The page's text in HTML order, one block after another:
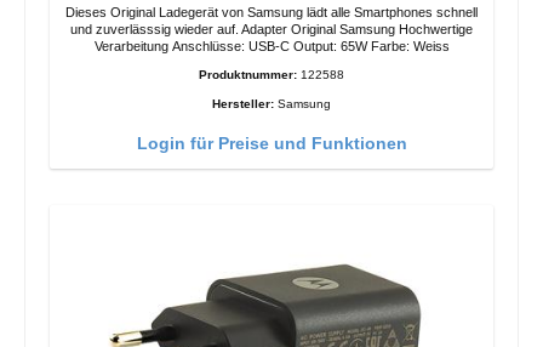
Dieses Original Ladegerät von Samsung lädt alle Smartphones schnell
und zuverlässsig wieder auf. Adapter Original Samsung Hochwertige
Verarbeitung Anschlüsse: USB-C Output: 65W Farbe: Weiss
Produktnummer: 122588
Hersteller: Samsung
Login für Preise und Funktionen